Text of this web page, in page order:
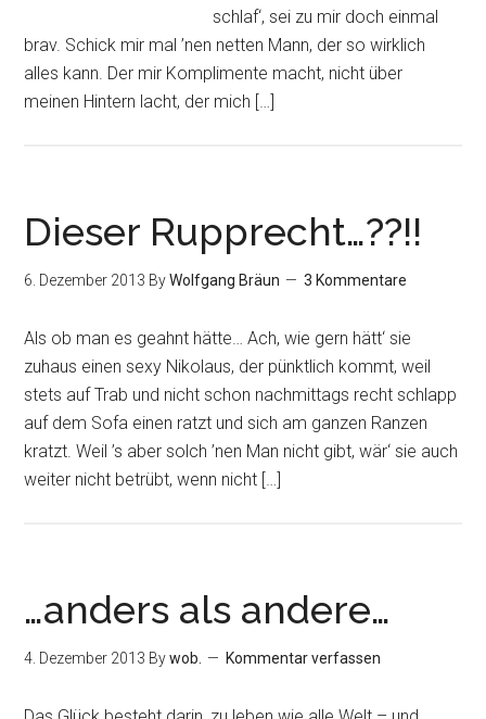
schlaf‘, sei zu mir doch einmal
brav. Schick mir mal ’nen netten Mann, der so wirklich
alles kann. Der mir Komplimente macht, nicht über
meinen Hintern lacht, der mich […]
Dieser Rupprecht…??!!
6. Dezember 2013 ByWolfgang Bräun 3 Kommentare
Als ob man es geahnt hätte… Ach, wie gern hätt‘ sie
zuhaus einen sexy Nikolaus, der pünktlich kommt, weil
stets auf Trab und nicht schon nachmittags recht schlapp
auf dem Sofa einen ratzt und sich am ganzen Ranzen
kratzt. Weil ’s aber solch ’nen Man nicht gibt, wär‘ sie auch
weiter nicht betrübt, wenn nicht […]
…anders als andere…
4. Dezember 2013 Bywob. Kommentar verfassen